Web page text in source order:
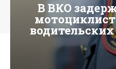
В ВКО
водительских